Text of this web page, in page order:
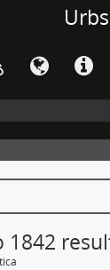
1842